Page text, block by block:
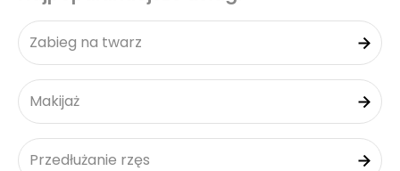
Zabieg na twarz
Makijaż
Przedłużanie rzęs